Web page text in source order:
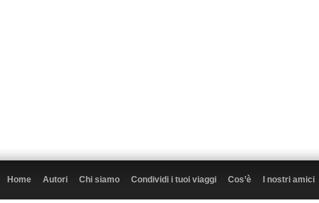
Home Autori Chi siamo Condividi i tuoi viaggi Cos’è I nostri amici